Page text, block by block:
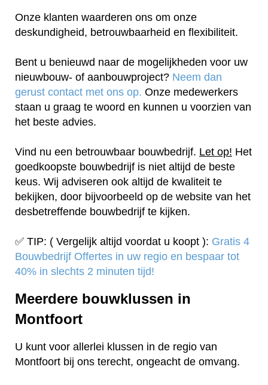
Onze klanten waarderen ons om onze
deskundigheid, betrouwbaarheid en flexibiliteit.
Bent u benieuwd naar de mogelijkheden voor uw
nieuwbouw- of aanbouwproject? Neem dan
gerust contact met ons op. Onze medewerkers
staan u graag te woord en kunnen u voorzien van
het beste advies.
Vind nu een betrouwbaar bouwbedrijf. Let op! Het
goedkoopste bouwbedrijf is niet altijd de beste
keus. Wij adviseren ook altijd de kwaliteit te
bekijken, door bijvoorbeeld op de website van het
desbetreffende bouwbedrijf te kijken.
✅ TIP: ( Vergelijk altijd voordat u koopt ): Gratis 4
Bouwbedrijf Offertes in uw regio en bespaar tot
40% in slechts 2 minuten tijd!
Meerdere bouwklussen in
Montfoort
U kunt voor allerlei klussen in de regio van
Montfoort bij ons terecht, ongeacht de omvang.